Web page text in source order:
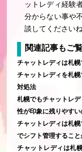
ットレディ経験
分からない事や
談してください
関連記事もご
チャットレディは札
チャットレディを札
対処法
札幌でもチャットレ
性が印象に残りやすい
チャットレディは札
でシフト管理すること
チャットレディは札